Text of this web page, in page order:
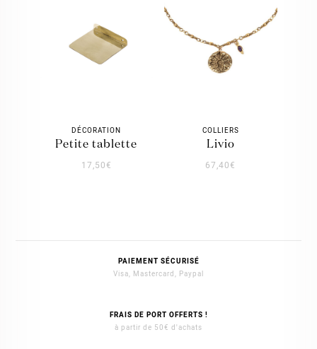
DÉCORATION
petite tablette
17,50€
COLLIERS
livio
67,40€
PAIEMENT SÉCURISÉ
Visa, Mastercard, Paypal
FRAIS DE PORT OFFERTS !
à partir de 50€ d'achats